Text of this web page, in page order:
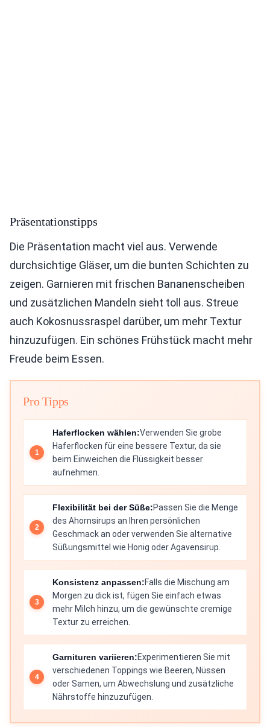
Präsentationstipps
Die Präsentation macht viel aus. Verwende
durchsichtige Gläser, um die bunten Schichten zu
zeigen. Garnieren mit frischen Bananenscheiben
und zusätzlichen Mandeln sieht toll aus. Streue
auch Kokosnussraspel darüber, um mehr Textur
hinzuzufügen. Ein schönes Frühstück macht mehr
Freude beim Essen.
Pro Tipps
Haferflocken wählen:Verwenden Sie grobe
Haferflocken für eine bessere Textur, da sie
beim Einweichen die Flüssigkeit besser
aufnehmen.
Flexibilität bei der Süße:Passen Sie die Menge
des Ahornsirups an Ihren persönlichen
Geschmack an oder verwenden Sie alternative
Süßungsmittel wie Honig oder Agavensirup.
Konsistenz anpassen:Falls die Mischung am
Morgen zu dick ist, fügen Sie einfach etwas
mehr Milch hinzu, um die gewünschte cremige
Textur zu erreichen.
Garnituren variieren:Experimentieren Sie mit
verschiedenen Toppings wie Beeren, Nüssen
oder Samen, um Abwechslung und zusätzliche
Nährstoffe hinzuzufügen.